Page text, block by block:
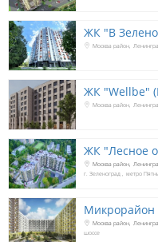
ЖК "В
Москва район
ЖК "Wellbe"
Москва район
ЖК "Лесное
Москва район
г. Зеленоград
метро
Микрорайон
Москва район
шоссе